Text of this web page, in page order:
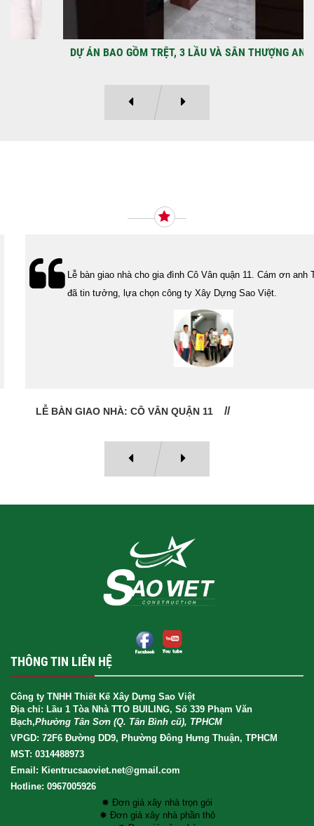
DỰ ÁN BAO GỒM TRỆT, 3 LẦU VÀ SÂN THƯỢNG ANH THANH
Lễ bàn giao nhà cho gia đình Cô Vân quận 11. Cám ơn anh Tính
đã tin tưởng, lựa chọn công ty Xây Dựng Sao Việt.
LỄ BÀN GIAO NHÀ: CÔ VÂN QUẬN 11
THÔNG TIN LIÊN HỆ
Công ty TNHH Thiết Kế Xây Dựng Sao Việt
Địa chỉ: Lầu 1 Tòa Nhà TTO BUILING, Số 339 Phạm Văn
Bạch,Phường Tân Sơn (Q. Tân Bình cũ), TPHCM
VPGD: 72F6 Đường DD9, Phường Đông Hưng Thuận, TPHCM
MST: 0314488973
Email: Kientrucsaoviet.net@gmail.com
Hotline: 0967005926
✸ Đơn giá xây nhà trọn gói
✸ Đơn giá xây nhà phần thô